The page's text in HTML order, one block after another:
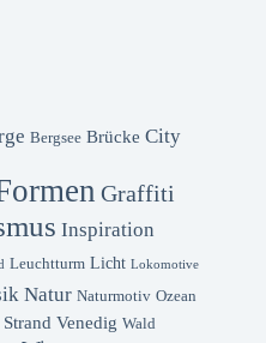
Bergsee Brücke City
Graffiti
Inspiration
Leuchtturm Licht Lokomotive
Natur Naturmotiv Ozean
Strand Venedig Wald